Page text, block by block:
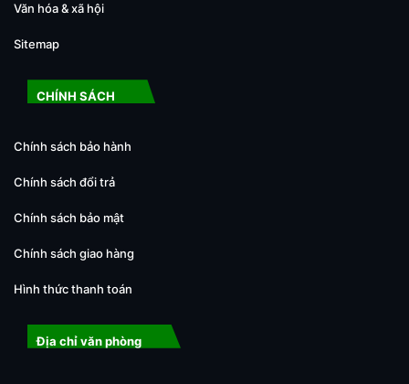
Văn hóa & xã hội
Sitemap
CHÍNH SÁCH
Chính sách bảo hành
Chính sách đổi trả
Chính sách bảo mật
Chính sách giao hàng
Hình thức thanh toán
Địa chỉ văn phòng